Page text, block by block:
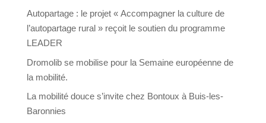
Autopartage : le projet « Accompagner la culture de
l’autopartage rural » reçoit le soutien du programme
LEADER
Dromolib se mobilise pour la Semaine européenne de
la mobilité.
La mobilité douce s’invite chez Bontoux à Buis-les-
Baronnies